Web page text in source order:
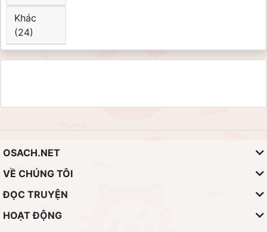
Khác
(24)
OSACH.NET
VỀ CHÚNG TÔI
ĐỌC TRUYỆN
HOẠT ĐỘNG